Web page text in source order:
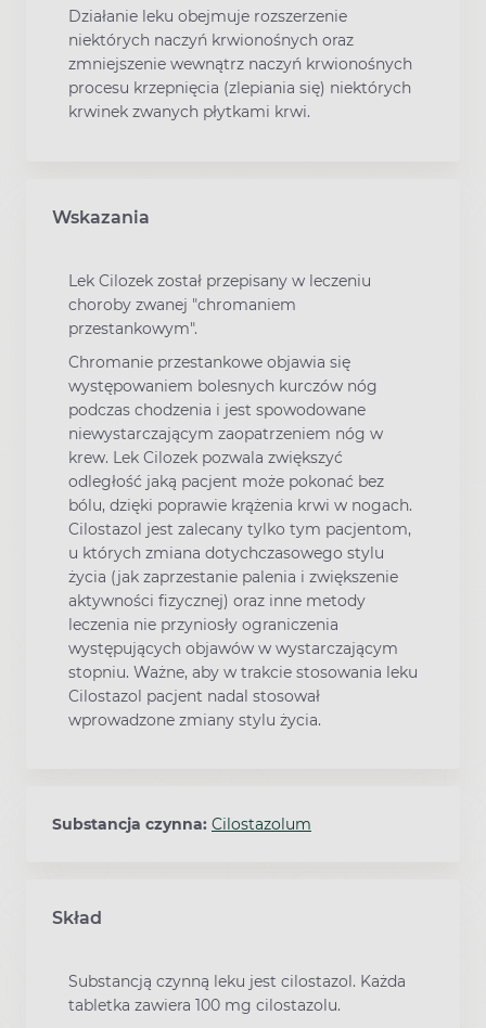
Działanie leku obejmuje rozszerzenie
niektórych naczyń krwionośnych oraz
zmniejszenie wewnątrz naczyń krwionośnych
procesu krzepnięcia (zlepiania się) niektórych
krwinek zwanych płytkami krwi.
Wskazania
Lek Cilozek został przepisany w leczeniu
choroby zwanej "chromaniem
przestankowym".
Chromanie przestankowe objawia się
występowaniem bolesnych kurczów nóg
podczas chodzenia i jest spowodowane
niewystarczającym zaopatrzeniem nóg w
krew. Lek Cilozek pozwala zwiększyć
odległość jaką pacjent może pokonać bez
bólu, dzięki poprawie krążenia krwi w nogach.
Cilostazol jest zalecany tylko tym pacjentom,
u których zmiana dotychczasowego stylu
życia (jak zaprzestanie palenia i zwiększenie
aktywności fizycznej) oraz inne metody
leczenia nie przyniosły ograniczenia
występujących objawów w wystarczającym
stopniu. Ważne, aby w trakcie stosowania leku
Cilostazol pacjent nadal stosował
wprowadzone zmiany stylu życia.
Substancja czynna: Cilostazolum
Skład
Substancją czynną leku jest cilostazol. Każda
tabletka zawiera 100 mg cilostazolu.